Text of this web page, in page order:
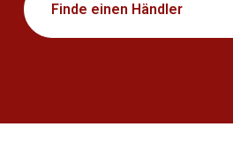
Finde einen Händler